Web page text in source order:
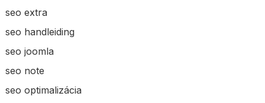
seo extra
seo handleiding
seo joomla
seo note
seo optimalizácia